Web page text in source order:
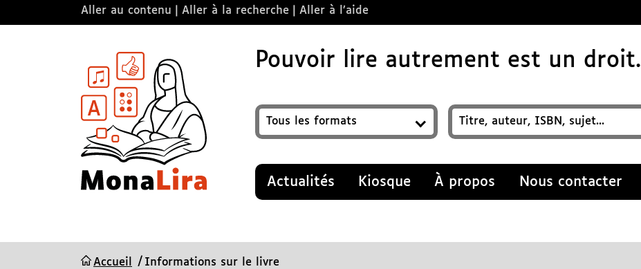
Aller au contenu Aller à la recherche Aller à l’aide
Pouvoir lire autrement est un droit.
Format
Recherchez un titre, auteur, ISBN, sujet…
Actualités Kiosque À propos Nous contacter
Accueil Informations sur le livre